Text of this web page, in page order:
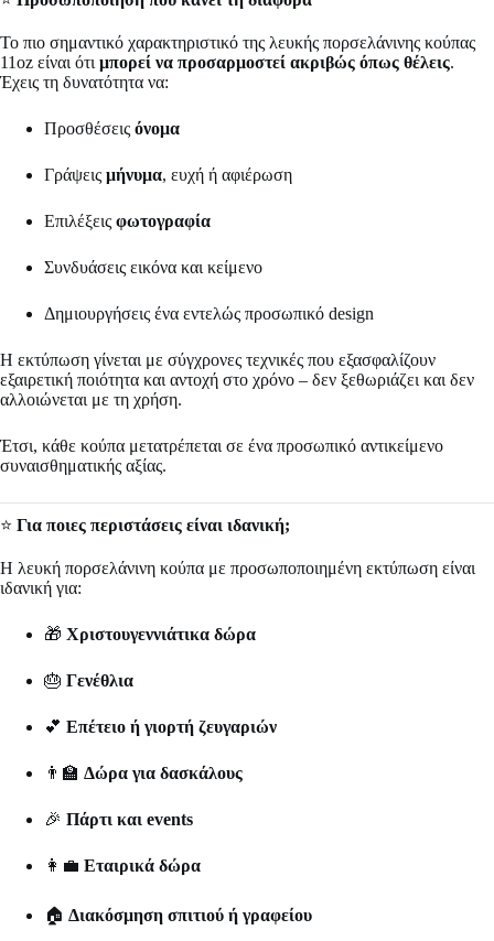
Το πιο σημαντικό χαρακτηριστικό της λευκής πορσελάνινης κούπας
11oz είναι ότι μπορεί να προσαρμοστεί ακριβώς όπως θέλεις.
Έχεις τη δυνατότητα να:
Προσθέσεις όνομα
Γράψεις μήνυμα, ευχή ή αφιέρωση
Επιλέξεις φωτογραφία
Συνδυάσεις εικόνα και κείμενο
Δημιουργήσεις ένα εντελώς προσωπικό design
Η εκτύπωση γίνεται με σύγχρονες τεχνικές που εξασφαλίζουν
εξαιρετική ποιότητα και αντοχή στο χρόνο – δεν ξεθωριάζει και δεν
αλλοιώνεται με τη χρήση.
Έτσι, κάθε κούπα μετατρέπεται σε ένα προσωπικό αντικείμενο
συναισθηματικής αξίας.
⭐ Για ποιες περιστάσεις είναι ιδανική;
Η λευκή πορσελάνινη κούπα με προσωποποιημένη εκτύπωση είναι
ιδανική για:
🎁 Χριστουγεννιάτικα δώρα
🎂 Γενέθλια
💕 Επέτειο ή γιορτή ζευγαριών
👨‍🏫 Δώρα για δασκάλους
🎉 Πάρτι και events
👩‍💼 Εταιρικά δώρα
🏠 Διακόσμηση σπιτιού ή γραφείου